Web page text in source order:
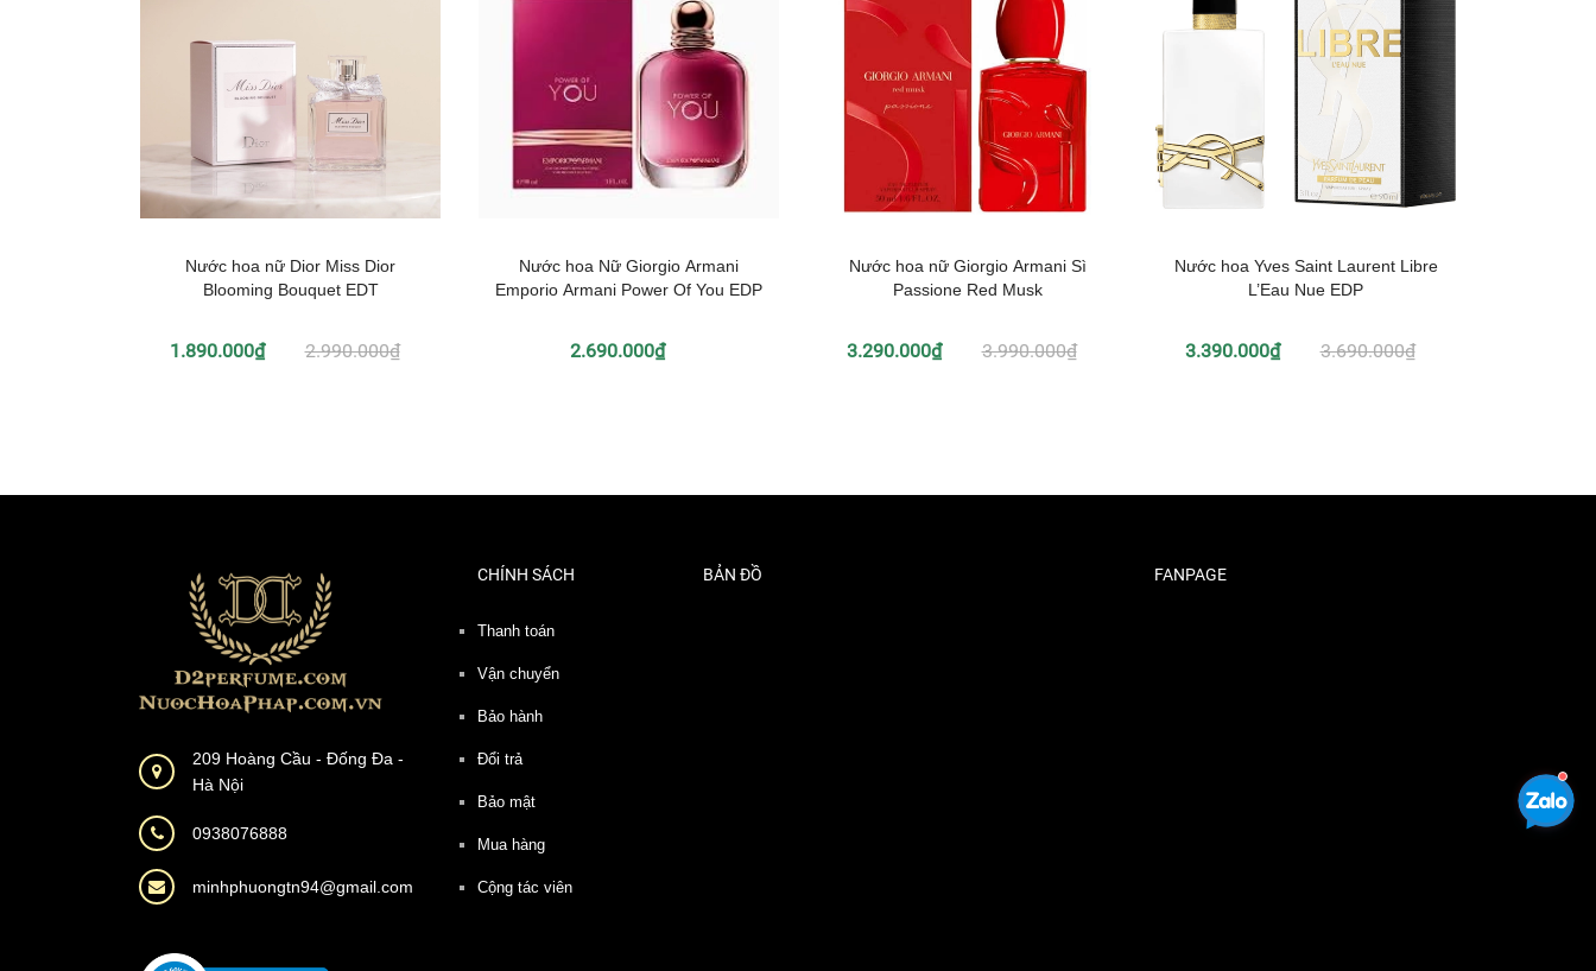
Nước hoa nữ Dior Miss Dior
Blooming Bouquet EDT
1.890.000₫ 2.990.000₫
Nước hoa Nữ Giorgio Armani
Emporio Armani Power Of You EDP
2.690.000₫
Nước hoa nữ Giorgio Armani Sì
Passione Red Musk
3.290.000₫ 3.990.000₫
Nước hoa Yves Saint Laurent Libre
L’Eau Nue EDP
3.390.000₫ 3.690.000₫
209 Hoàng Cầu - Đống Đa -
Hà Nội
0938076888
minhphuongtn94@gmail.com
CHÍNH SÁCH
Thanh toán
Vận chuyển
Bảo hành
Đổi trả
Bảo mật
Mua hàng
Cộng tác viên
BẢN ĐỒ FANPAGE